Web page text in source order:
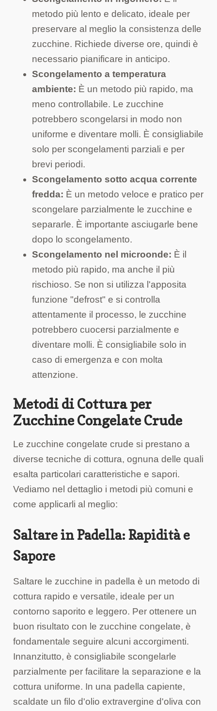
metodo più lento e delicato, ideale per
preservare al meglio la consistenza delle
zucchine. Richiede diverse ore, quindi è
necessario pianificare in anticipo.
Scongelamento a temperatura
ambiente: È un metodo più rapido, ma
meno controllabile. Le zucchine
potrebbero scongelarsi in modo non
uniforme e diventare molli. È consigliabile
solo per scongelamenti parziali e per
brevi periodi.
Scongelamento sotto acqua corrente
fredda: È un metodo veloce e pratico per
scongelare parzialmente le zucchine e
separarle. È importante asciugarle bene
dopo lo scongelamento.
Scongelamento nel microonde: È il
metodo più rapido, ma anche il più
rischioso. Se non si utilizza l'apposita
funzione "defrost" e si controlla
attentamente il processo, le zucchine
potrebbero cuocersi parzialmente e
diventare molli. È consigliabile solo in
caso di emergenza e con molta
attenzione.
Metodi di Cottura per
Zucchine Congelate Crude
Le zucchine congelate crude si prestano a
diverse tecniche di cottura, ognuna delle quali
esalta particolari caratteristiche e sapori.
Vediamo nel dettaglio i metodi più comuni e
come applicarli al meglio:
Saltare in Padella: Rapidità e
Sapore
Saltare le zucchine in padella è un metodo di
cottura rapido e versatile, ideale per un
contorno saporito e leggero. Per ottenere un
buon risultato con le zucchine congelate, è
fondamentale seguire alcuni accorgimenti.
Innanzitutto, è consigliabile scongelarle
parzialmente per facilitare la separazione e la
cottura uniforme. In una padella capiente,
scaldate un filo d'olio extravergine d'oliva con